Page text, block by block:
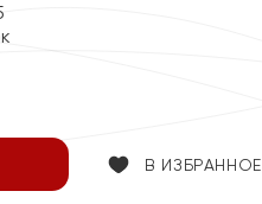
В ИЗБРАННОЕ